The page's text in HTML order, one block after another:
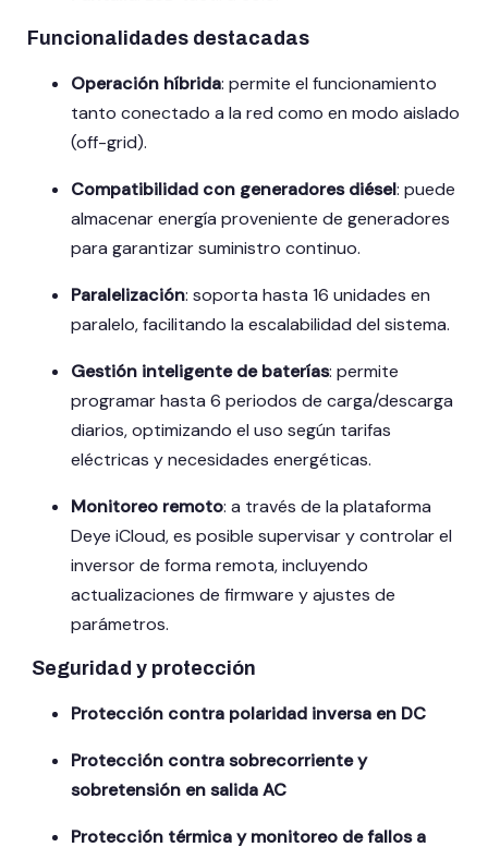
Funcionalidades destacadas
Operación híbrida: permite el funcionamiento
tanto conectado a la red como en modo aislado
(off-grid).
Compatibilidad con generadores diésel: puede
almacenar energía proveniente de generadores
para garantizar suministro continuo.
Paralelización: soporta hasta 16 unidades en
paralelo, facilitando la escalabilidad del sistema.
Gestión inteligente de baterías: permite
programar hasta 6 periodos de carga/descarga
diarios, optimizando el uso según tarifas
eléctricas y necesidades energéticas.
Monitoreo remoto: a través de la plataforma
Deye iCloud, es posible supervisar y controlar el
inversor de forma remota, incluyendo
actualizaciones de firmware y ajustes de
parámetros.
️ Seguridad y protección
Protección contra polaridad inversa en DC
Protección contra sobrecorriente y
sobretensión en salida AC
Protección térmica y monitoreo de fallos a